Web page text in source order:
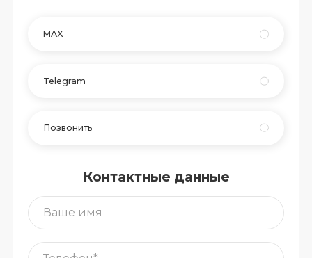
MAX
Telegram
Позвонить
Контактные данные